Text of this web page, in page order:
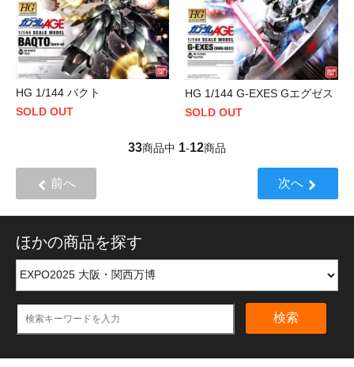
HG 1/144 バクト
SOLD OUT
HG 1/144 G-EXES Gエグゼス
SOLD OUT
33商品中 1-12商品
前へ 次へ
ほかの商品を探す
検索